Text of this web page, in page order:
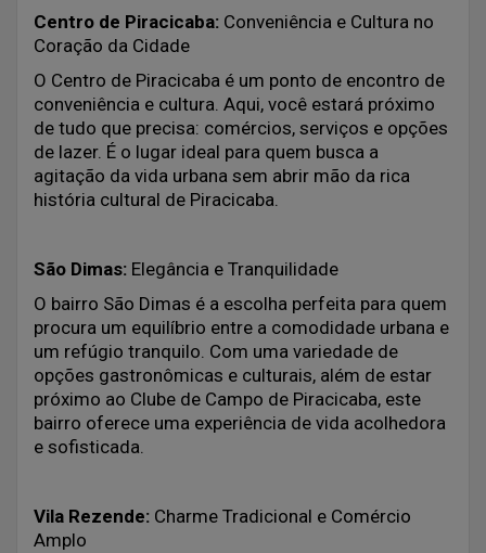
Centro de Piracicaba: Conveniência e Cultura no
Coração da Cidade
O Centro de Piracicaba é um ponto de encontro de
conveniência e cultura. Aqui, você estará próximo
de tudo que precisa: comércios, serviços e opções
de lazer. É o lugar ideal para quem busca a
agitação da vida urbana sem abrir mão da rica
história cultural de Piracicaba.
São Dimas: Elegância e Tranquilidade
O bairro São Dimas é a escolha perfeita para quem
procura um equilíbrio entre a comodidade urbana e
um refúgio tranquilo. Com uma variedade de
opções gastronômicas e culturais, além de estar
próximo ao Clube de Campo de Piracicaba, este
bairro oferece uma experiência de vida acolhedora
e sofisticada.
Vila Rezende: Charme Tradicional e Comércio
Amplo